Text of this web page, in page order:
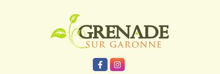
Lien vers le compte Facebook
Lien vers le compte